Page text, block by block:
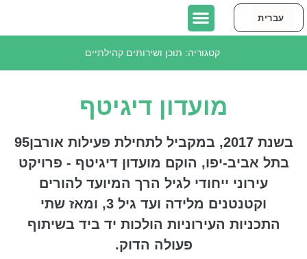
עברית
English
קטגוריה: תוכן ושירותים קהילתיים
מועדון דיגיטף
בשנת 2017, במקביל לתחילת פעילות אורבן95
בתל אביב-יפו, הוקם מועדון דיגיטף - פרויקט
עירוני ייחודי לגיל הרך המיועד להורים
וקטנטנים מלידה ועד גיל 3, ומאז שתי
התכניות העירוניות הולכות יד ביד בשיתוף
פעולה הדוק.